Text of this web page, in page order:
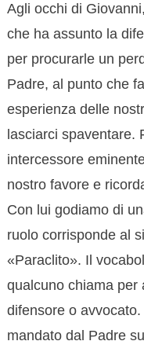
Agli occhi di
che ha assunto la
per procurarle un
Padre, al punto che
esperienza delle
lasciarci spaventare.
intercessore
nostro favore e
Con lui godiamo di
ruolo corrisponde al
«Paraclito». Il
qualcuno chiama per
difensore o
mandato dal Padre